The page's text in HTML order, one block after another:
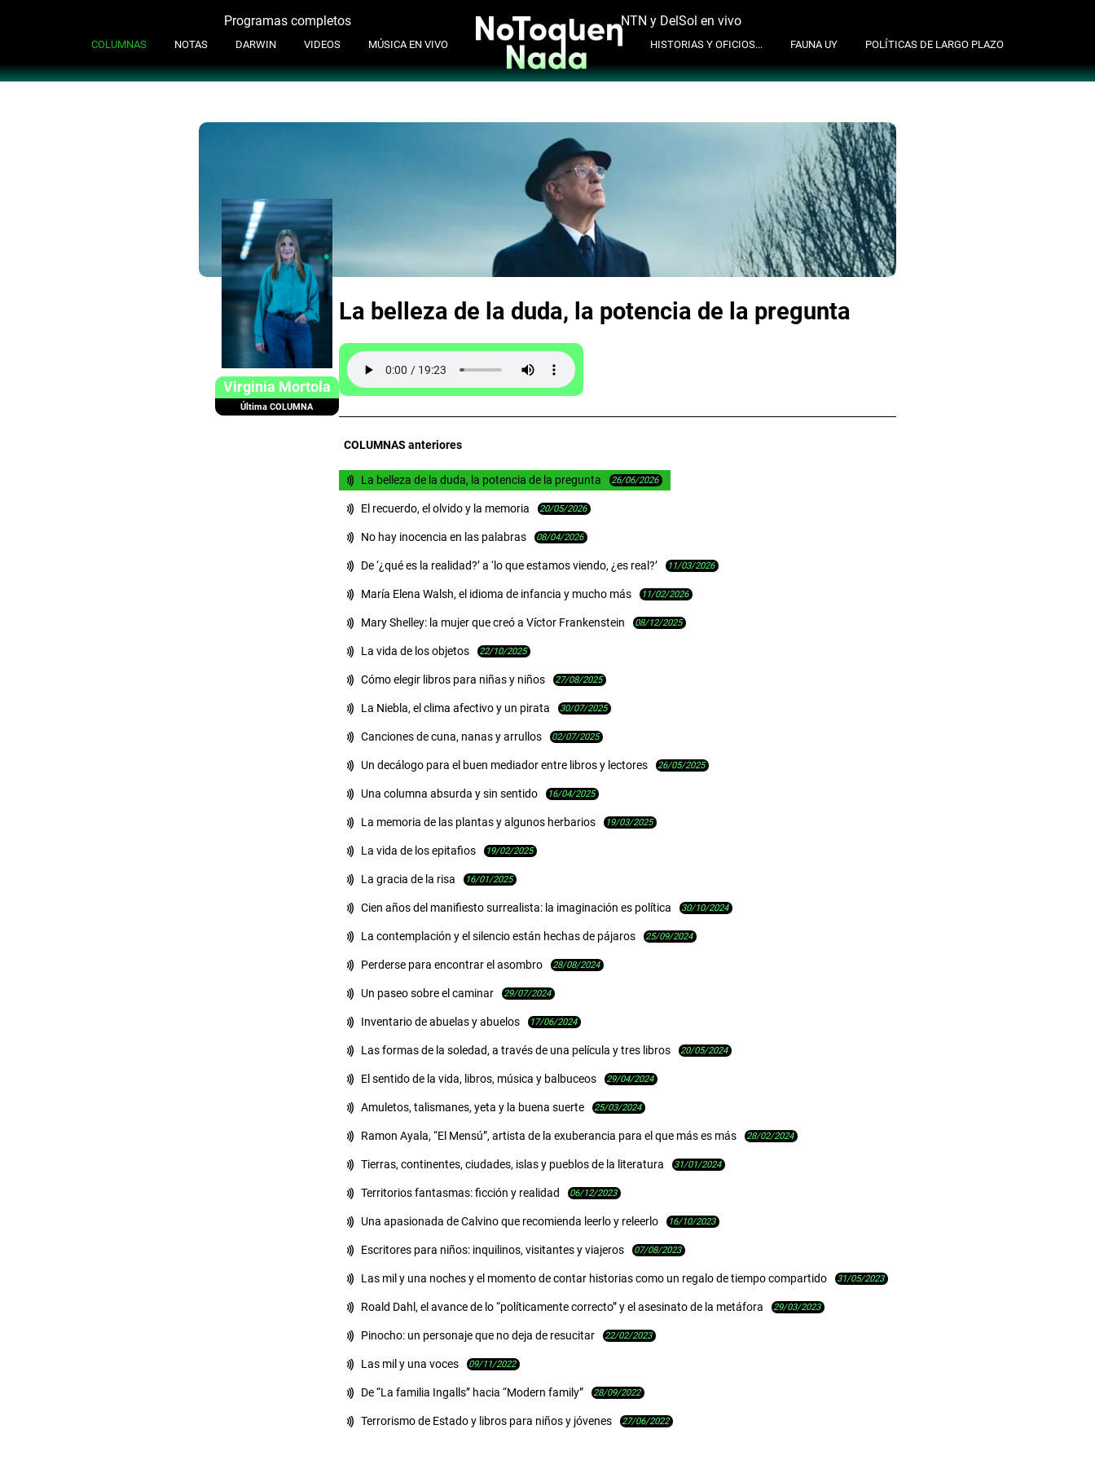
Contacto suscribite al newsletter
Programas completos NTN y DelSol en vivo
COLUMNAS NOTAS DARWIN VIDEOS MÚSICA EN VIVO HISTORIAS Y OFICIOS... FAUNA UY POLÍTICAS DE LARGO PLAZO
Virginia Mortola
Última COLUMNA
La belleza de la duda, la potencia de la pregunta
COLUMNAS anteriores
La belleza de la duda, la potencia de la pregunta 26/06/2026
El recuerdo, el olvido y la memoria 20/05/2026
No hay inocencia en las palabras 08/04/2026
De ‘¿qué es la realidad?’ a ‘lo que estamos viendo, ¿es real?’ 11/03/2026
María Elena Walsh, el idioma de infancia y mucho más 11/02/2026
Mary Shelley: la mujer que creó a Víctor Frankenstein 08/12/2025
La vida de los objetos 22/10/2025
Cómo elegir libros para niñas y niños 27/08/2025
La Niebla, el clima afectivo y un pirata 30/07/2025
Canciones de cuna, nanas y arrullos 02/07/2025
Un decálogo para el buen mediador entre libros y lectores 26/05/2025
Una columna absurda y sin sentido 16/04/2025
La memoria de las plantas y algunos herbarios 19/03/2025
La vida de los epitafios 19/02/2025
La gracia de la risa 16/01/2025
Cien años del manifiesto surrealista: la imaginación es política 30/10/2024
La contemplación y el silencio están hechas de pájaros 25/09/2024
Perderse para encontrar el asombro 28/08/2024
Un paseo sobre el caminar 29/07/2024
Inventario de abuelas y abuelos 17/06/2024
Las formas de la soledad, a través de una película y tres libros 20/05/2024
El sentido de la vida, libros, música y balbuceos 29/04/2024
Amuletos, talismanes, yeta y la buena suerte 25/03/2024
Ramon Ayala, “El Mensú”, artista de la exuberancia para el que más es más 28/02/2024
Tierras, continentes, ciudades, islas y pueblos de la literatura 31/01/2024
Territorios fantasmas: ficción y realidad 06/12/2023
Una apasionada de Calvino que recomienda leerlo y releerlo 16/10/2023
Escritores para niños: inquilinos, visitantes y viajeros 07/08/2023
Las mil y una noches y el momento de contar historias como un regalo de tiempo compartido 31/05/2023
Roald Dahl, el avance de lo “políticamente correcto” y el asesinato de la metáfora 29/03/2023
Pinocho: un personaje que no deja de resucitar 22/02/2023
Las mil y una voces 09/11/2022
De “La familia Ingalls” hacia “Modern family” 28/09/2022
Terrorismo de Estado y libros para niños y jóvenes 27/06/2022